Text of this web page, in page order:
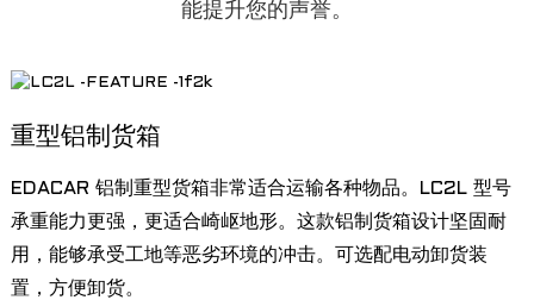
能提升您的声誉。
重型铝制货箱
EDACAR 铝制重型货箱非常适合运输各种物品。LC2L 型号
承重能力更强，更适合崎岖地形。这款铝制货箱设计坚固耐
用，能够承受工地等恶劣环境的冲击。可选配电动卸货装
置，方便卸货。